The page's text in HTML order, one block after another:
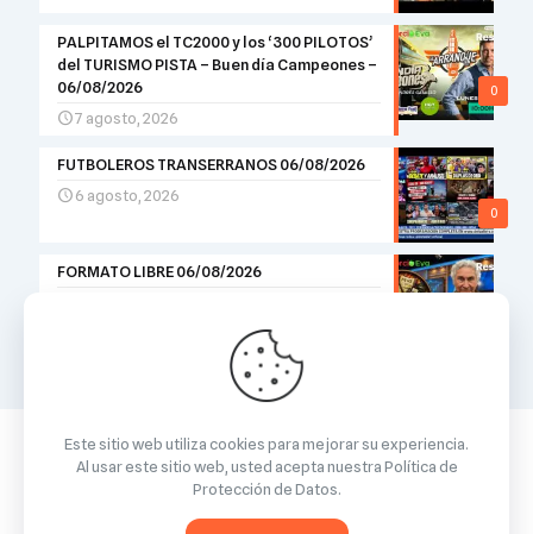
0
PALPITAMOS el TC2000 y los ‘300 PILOTOS’
del TURISMO PISTA – Buen día Campeones –
06/08/2026
7 agosto, 2026
0
FUTBOLEROS TRANSERRANOS 06/08/2026
6 agosto, 2026
FORMATO LIBRE 06/08/2026
Powered by
WordPress
Este sitio web utiliza cookies para mejorar su experiencia.
Al usar este sitio web, usted acepta nuestraPolítica de
Protección de Datos.